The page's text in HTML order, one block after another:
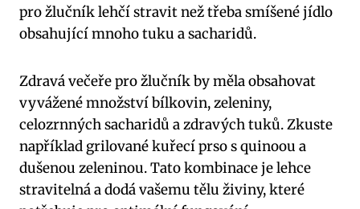
pro žlučník lehčí stravit než třeba smíšené jídlo
obsahující mnoho tuku a sacharidů.
Zdravá večeře pro žlučník by měla obsahovat
vyvážené množství bílkovin, zeleniny,
celozrnných sacharidů a zdravých tuků. Zkuste
například grilované kuřecí prso s quinoou a
dušenou zeleninou. Tato kombinace je lehce
stravitelná a dodá vašemu tělu živiny, které